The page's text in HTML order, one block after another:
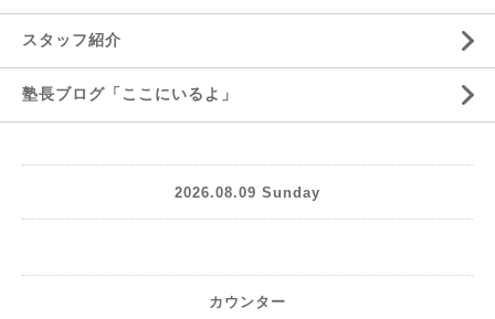
スタッフ紹介
塾長ブログ「ここにいるよ」
2026.08.09 Sunday
カウンター